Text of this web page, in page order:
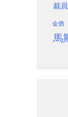
裁員
金價
馬